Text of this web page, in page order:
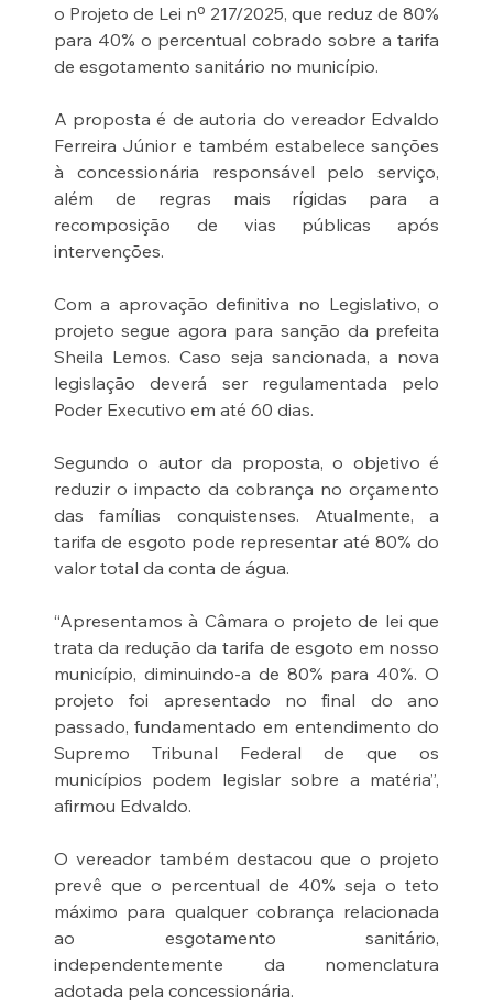
o Projeto de Lei nº 217/2025, que reduz de 80%
para 40% o percentual cobrado sobre a tarifa
de esgotamento sanitário no município.
A proposta é de autoria do vereador Edvaldo
Ferreira Júnior e também estabelece sanções
à concessionária responsável pelo serviço,
além de regras mais rígidas para a
recomposição de vias públicas após
intervenções.
Com a aprovação definitiva no Legislativo, o
projeto segue agora para sanção da prefeita
Sheila Lemos. Caso seja sancionada, a nova
legislação deverá ser regulamentada pelo
Poder Executivo em até 60 dias.
Segundo o autor da proposta, o objetivo é
reduzir o impacto da cobrança no orçamento
das famílias conquistenses. Atualmente, a
tarifa de esgoto pode representar até 80% do
valor total da conta de água.
“Apresentamos à Câmara o projeto de lei que
trata da redução da tarifa de esgoto em nosso
município, diminuindo-a de 80% para 40%. O
projeto foi apresentado no final do ano
passado, fundamentado em entendimento do
Supremo Tribunal Federal de que os
municípios podem legislar sobre a matéria”,
afirmou Edvaldo.
O vereador também destacou que o projeto
prevê que o percentual de 40% seja o teto
máximo para qualquer cobrança relacionada
ao esgotamento sanitário,
independentemente da nomenclatura
adotada pela concessionária.